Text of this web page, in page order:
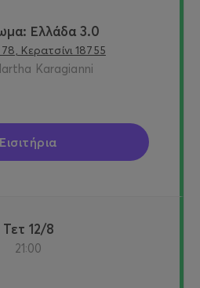
Ελλάδα 3.0
Κερατσίνι 18755
Karagianni
Εισιτήρια
Τετ 12/8
21:00